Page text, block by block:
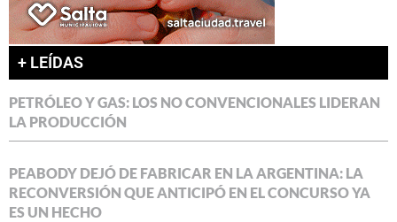
+ LEÍDAS
PETRÓLEO Y GAS: LOS NO CONVENCIONALES LIDERAN
LA PRODUCCIÓN
PEABODY DEJÓ DE FABRICAR EN LA ARGENTINA: LA
RECONVERSIÓN QUE ANTICIPÓ EN EL CONCURSO YA
ES UN HECHO